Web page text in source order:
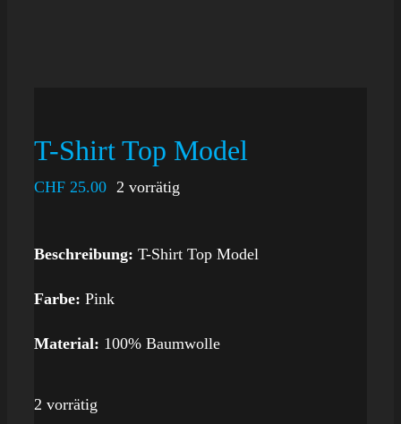
T-Shirt Top Model
CHF25.00 2 vorrätig
Beschreibung: T-Shirt Top Model
Farbe: Pink
Material: 100% Baumwolle
2 vorrätig